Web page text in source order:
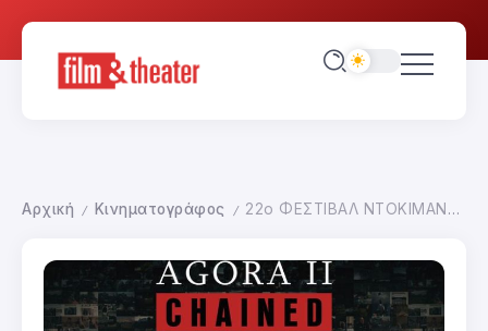
Αρχική / Κινηματογράφος / 22ο ΦΕΣΤΙΒΑΛ ΝΤΟΚΙΜΑΝΤΕΡ ΘΕΣΣΑΛΟΝΙΚΗΣ-ΠΡΩΤΗ ΜΕΡΑ